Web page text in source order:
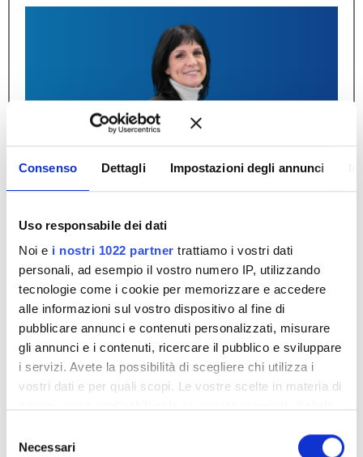
Consenso Dettagli Impostazioni degli annunci
Uso responsabile dei dati
Noi e i nostri 1022 partner trattiamo i vostri dati
personali, ad esempio il vostro numero IP, utilizzando
tecnologie come i cookie per memorizzare e accedere
alle informazioni sul vostro dispositivo al fine di
pubblicare annunci e contenuti personalizzati, misurare
gli annunci e i contenuti, ricercare il pubblico e sviluppare
i servizi. Avete la possibilità di scegliere chi utilizza i
vostri dati e per quali scopi. Le vostre scelte in materia di
modificare o revocare il proprio consenso in qualsiasi
Necessari
Patrizia Giuliani
Scopri di più